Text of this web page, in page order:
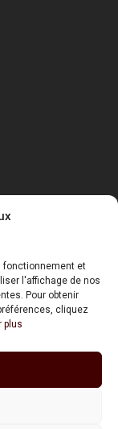
fonctionnement et
l'affichage de nos
Pour obtenir
cliquez
plus